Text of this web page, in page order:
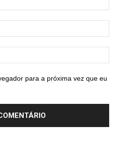
para a próxima vez que eu